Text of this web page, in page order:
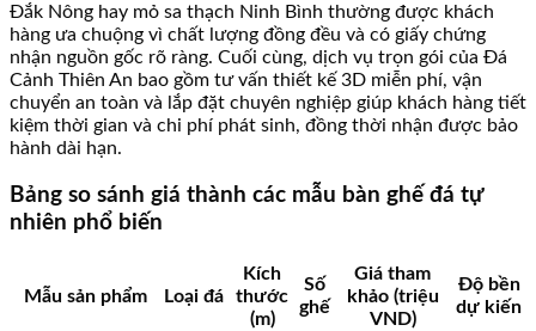
Đắk Nông hay mỏ sa thạch Ninh Bình thường được khách
hàng ưa chuộng vì chất lượng đồng đều và có giấy chứng
nhận nguồn gốc rõ ràng. Cuối cùng, dịch vụ trọn gói của Đá
Cảnh Thiên An bao gồm tư vấn thiết kế 3D miễn phí, vận
chuyển an toàn và lắp đặt chuyên nghiệp giúp khách hàng tiết
kiệm thời gian và chi phí phát sinh, đồng thời nhận được bảo
hành dài hạn.
Bảng so sánh giá thành các mẫu bàn ghế đá tự
nhiên phổ biến
Mẫu sản phẩm Loại đá
Kích
thước
(m)
Số
ghế
Giá tham
khảo (triệu
VND)
Độ bền
dự kiến